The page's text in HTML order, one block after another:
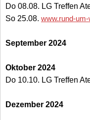
Do 08.08. LG Treffen
So 25.08. www.rund-
September 2024
Oktober 2024
Do 10.10. LG Treffen
Dezember 2024